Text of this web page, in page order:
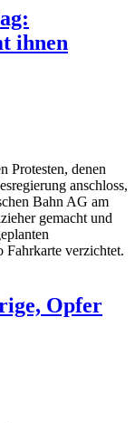
ihnen
Protesten, denen
anschloss,
Bahn AG am
gemacht und
Fahrkarte verzichtet.
Opfer